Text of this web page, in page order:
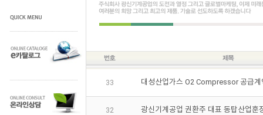
33 대성산업가스 O2 Compressor 공급계
32 광신기계공업 권환주 대표 동탑산업훈